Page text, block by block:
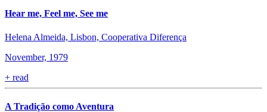
Hear me, Feel me, See me
Helena Almeida, Lisbon, Cooperativa Diferença
November, 1979
+ read
A Tradição como Aventura